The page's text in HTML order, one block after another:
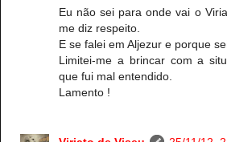
Eu não sei para onde vai o
me diz respeito.
E se falei em Aljezur e porque
Limitei-me a brincar com a
que fui mal entendido.
Lamento !